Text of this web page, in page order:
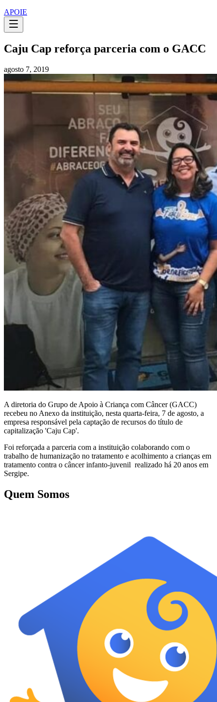
APOIE
Caju Cap reforça parceria com o GACC
agosto 7, 2019
A diretoria do Grupo de Apoio à Criança com Câncer (GACC)
recebeu no Anexo da instituição, nesta quarta-feira, 7 de agosto, a
empresa responsável pela captação de recursos do título de
capitalização 'Caju Cap'.
Foi reforçada a parceria com a instituição colaborando com o
trabalho de humanização no tratamento e acolhimento a crianças em
tratamento contra o câncer infanto-juvenil realizado há 20 anos em
Sergipe.
Quem Somos